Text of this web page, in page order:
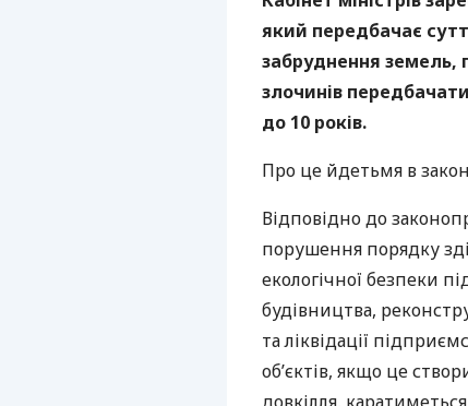
який передбачає
забруднення земель,
злочинів
до 10 років.
Про це йдетьмя в
Відповідно до
порушення порядку
екологічної безпеки
будівництва,
та ліквідації
об’єктів, якщо це